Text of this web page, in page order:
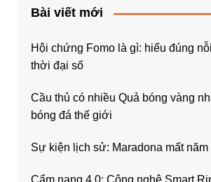
Bài viết mới
Hội chứng Fomo là gì: hiểu đúng
thời đại số
Cầu thủ có nhiều Quả bóng vàng
bóng đá thế giới
Sự kiện lịch sử: Maradona mất năm